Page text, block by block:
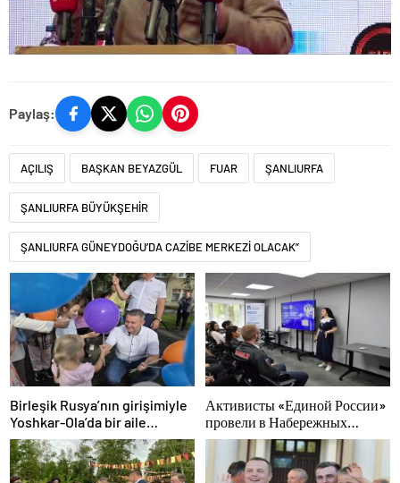
Paylaş:
AÇILIŞ BAŞKAN BEYAZGÜL FUAR ŞANLIURFA
ŞANLIURFA BÜYÜKŞEHİR
ŞANLIURFA GÜNEYDOĞU’DA CAZİBE MERKEZİ OLACAK”
Birleşik Rusya’nın girişimiyle
Yoshkar-Ola’da bir aile
festivali düzenlendi
Активисты «Единой России»
провели в Набережных
Челнах просветительские
мероприятия для молодых
специалистов КАМАЗа